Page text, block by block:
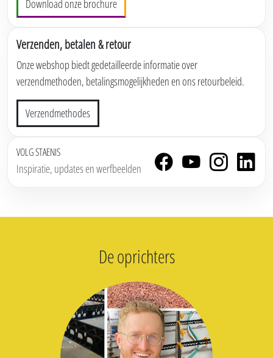
Download onze brochure
Verzenden, betalen & retour
Onze webshop biedt gedetailleerde informatie over
verzendmethoden, betalingsmogelijkheden en ons retourbeleid.
Verzendmethodes
VOLG STAENIS
Inspiratie, updates en werfbeelden
De oprichters